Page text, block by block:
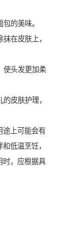
的美味。
在皮肤上，
使头发更加柔
皮肤护理，
途上可能会有
低温烹饪，
时，应根据具